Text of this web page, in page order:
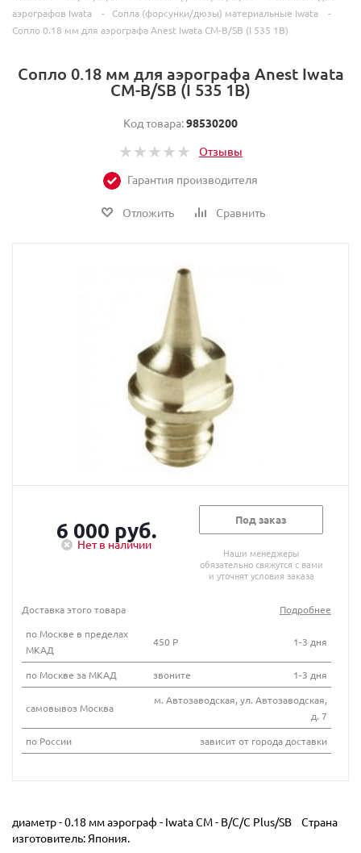
аэрографов Iwata
- Сопла (форсунки/дюзы) материальные Iwata
-
Сопло 0.18 мм для аэрографа Anest Iwata CM-B/SB (I 535 1B)
Сопло 0.18 мм для аэрографа Anest Iwata
CM-B/SB (I 535 1B)
Код товара:98530200
Отзывы
Гарантия производителя
Отложить Сравнить
6 000 руб.
Нет в наличии
Под заказ
Наши менеджеры
обязательно свяжутся с вами
и уточнят условия заказа
Доставка этого товара
Подробнее
по Москве в пределах
МКАД
450 Р 1-3 дня
по Москве за МКАД звоните 1-3 дня
самовывоз Москва
м. Автозаводская, ул. Автозаводская,
д. 7
по России
зависит от города доставки
диаметр - 0.18 мм аэрограф - Iwata CM - B/C/C Plus/SB Страна
изготовитель: Япония.